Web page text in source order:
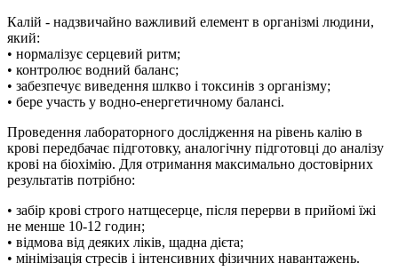
Калій - надзвичайно важливий елемент в організмі людини,
який:
• нормалізує серцевий ритм;
• контролює водний баланс;
• забезпечує виведення шлкво і токсинів з організму;
• бере участь у водно-енергетичному балансі.
Проведення лабораторного дослідження на рівень калію в
крові передбачає підготовку, аналогічну підготовці до аналізу
крові на біохімію. Для отримання максимально достовірних
результатів потрібно:
• забір крові строго натщесерце, після перерви в прийомі їжі
не менше 10-12 годин;
• відмова від деяких ліків, щадна дієта;
• мінімізація стресів і інтенсивних фізичних навантажень.